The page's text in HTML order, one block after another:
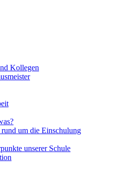
Kollegen
um die Einschulung
unserer Schule